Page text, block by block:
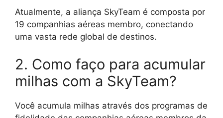
Atualmente, a aliança SkyTeam é composta por
19 companhias aéreas membro, conectando
uma vasta rede global de destinos.
2. Como faço para acumular
milhas com a SkyTeam?
Você acumula milhas através dos programas de